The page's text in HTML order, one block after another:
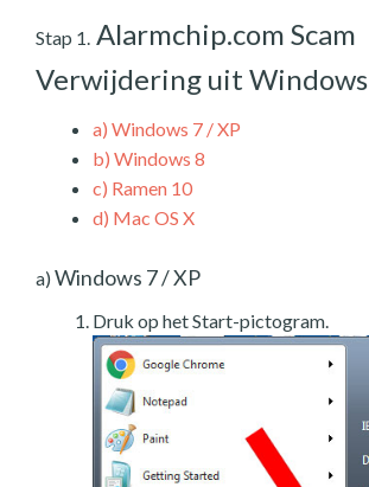
Stap 1. Alarmchip.com Scam
Verwijdering uit Windows
a) Windows 7 / XP
b) Windows 8
c) Ramen 10
d) Mac OS X
a) Windows 7 / XP
Druk op het Start-pictogram.